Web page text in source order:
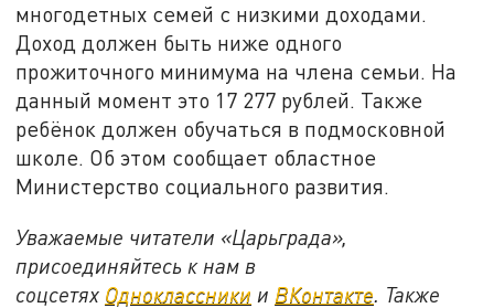
многодетных семей с низкими доходами.
Доход должен быть ниже одного
прожиточного минимума на члена семьи. На
данный момент это 17 277 рублей. Также
ребёнок должен обучаться в подмосковной
школе. Об этом сообщает областное
Министерство социального развития.
Уважаемые читатели «Царьграда»,
присоединяйтесь к нам в
соцсетях Одноклассники и ВКонтакте. Также